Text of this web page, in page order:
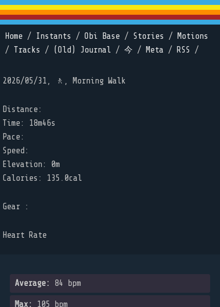
Home / Instants / Obi Base / Stories /
Motions
/ Tracks / (Old) Journal / 今 / Meta / RSS /
2026/05/31, 🚶, Morning Walk
Distance:
Time: 18m46s
Pace:
Speed:
Elevation: 0m
Calories: 135.0cal
Gear :
Heart Rate
Average: 84 bpm
Max: 105 bpm